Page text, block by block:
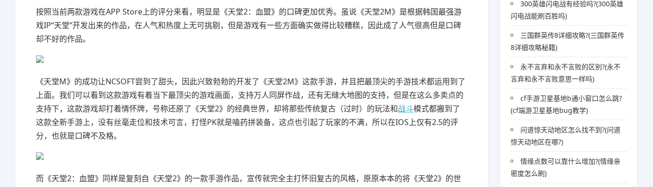
按照当前两款游戏在APP Store上的评分来看，明显是《天堂2：血盟》的口碑更加优秀。虽说《天堂2M》是根据韩国最强游
戏IP“天堂”开发出来的作品，在人气和热度上无可挑剔，但是游戏有一些方面确实做得比较糟糕，因此成了人气很高但是口碑
却不好的作品。
《天堂M》的成功让NCSOFT尝到了甜头，因此兴致勃勃的开发了《天堂2M》这款手游，并且把最顶尖的手游技术都运用到了
上面。我们可以看到这款游戏有着当下最顶尖的游戏画面，支持万人同屏作战，还有无缝大地图的支持，但是在这么多卖点的
支持下，这款游戏却打着情怀牌，号称还原了《天堂2》的经典世界，却将那些传统复古（过时）的玩法和战斗模式都搬到了
这款全新手游上，没有丝毫走位和技术可言，打怪PK就是嗑药拼装备，这点也引起了玩家的不满，所以在IOS上仅有2.5的评
分，也就是口碑不及格。
而《天堂2：血盟》同样是复刻自《天堂2》的一款手游作品，宣传就完全主打怀旧复古的风格，原原本本的将《天堂2》的世
300英雄闪电战有经验吗?(300英雄
闪电战能刷百胜吗)
三国群英传8详细攻略?(三国群英传
8详细攻略秘籍)
永不言弃和永不言败的区别?(永不
言弃和永不言败意思一样吗)
cf手游卫星基地b通小窗口怎么跳?
(cf端游卫星基地bug教学)
问道惊天动地区怎么找不到?(问道
惊天动地区在哪?)
情缘点数可以靠什么增加?(情缘亲
密度怎么刷)